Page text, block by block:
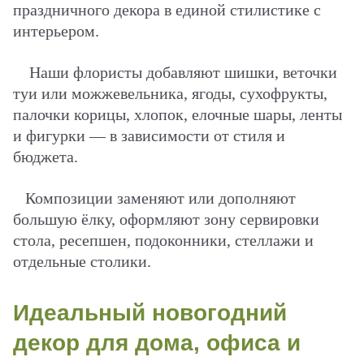
праздничного декора в единой стилистике с
интерьером.
Наши флористы добавляют шишки, веточки
туи или можжевельника, ягоды, сухофрукты,
палочки корицы, хлопок, елочные шары, ленты
и фигурки — в зависимости от стиля и
бюджета.
Композиции заменяют или дополняют
большую ёлку, оформляют зону сервировки
стола, ресепшен, подоконники, стеллажи и
отдельные столики.
Идеальный новогодний
декор для дома, офиса и